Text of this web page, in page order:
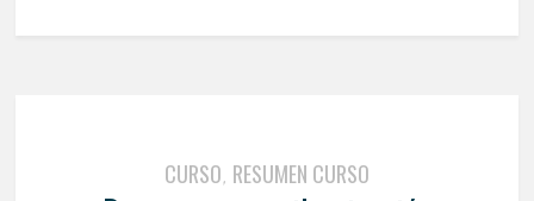
CURSO, RESUMEN CURSO